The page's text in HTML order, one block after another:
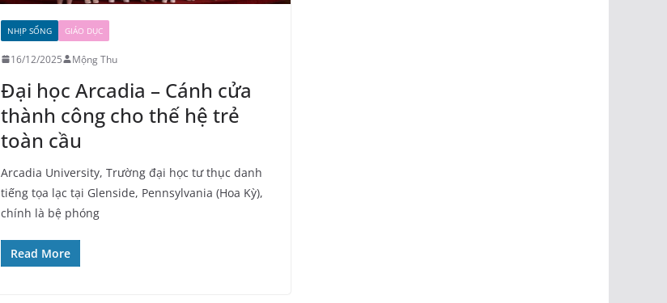
NHỊP SỐNG GIÁO DỤC
16/12/2025 Mộng Thu
Đại học Arcadia – Cánh cửa
thành công cho thế hệ trẻ
toàn cầu
Arcadia University, Trường đại học tư thục danh
tiếng tọa lạc tại Glenside, Pennsylvania (Hoa Kỳ),
chính là bệ phóng
Read More